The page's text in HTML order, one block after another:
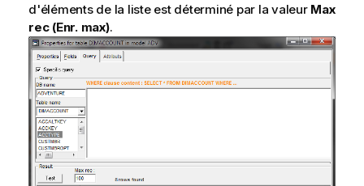
d'éléments de la liste est déterminé par la valeur Max
rec (Enr. max).